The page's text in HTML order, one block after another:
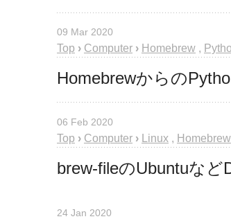
09 Mar 2020
Top › Computer › Homebrew ,
Homebrewからの
06 Feb 2020
Top › Computer › Linux , Homebrew
brew-fileのUbuntuなど
24 Jan 2020